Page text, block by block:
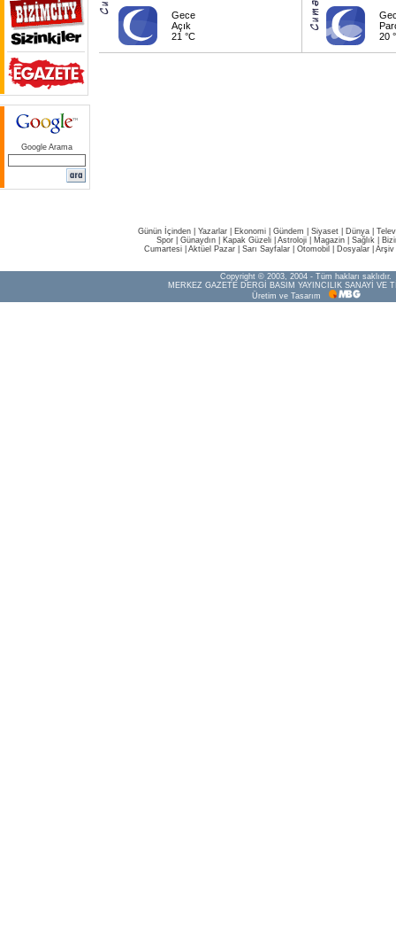
Google Arama
Gece
Açık
21 °C
20
Günün İçinden Yazarlar Ekonomi Gündem Siyaset Dünya |
Spor
Günaydın Kapak Güzeli Astroloji Magazin Sağlık
Cumartesi| Aktüel Pazar| Sarı Sayfalar| Otomobil Dosyalar| Arşiv
Copyright © 2003, 2004 - Tüm hakları saklıdır.
MERKEZ GAZETE DERGİ BASIM YAYINCILIK SANAYİ VE
Üretim ve Tasarım